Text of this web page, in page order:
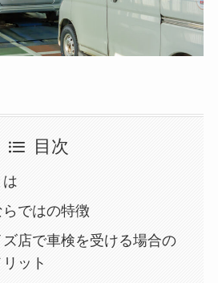
目次
ではの特徴
店で車検を受ける場合の
ット